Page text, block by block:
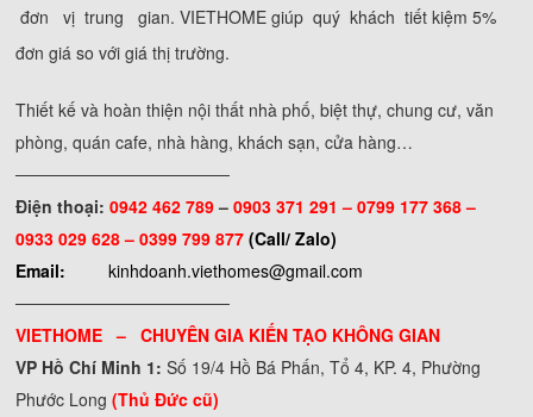
đơn vị trung gian. VIETHOME giúp quý khách tiết kiệm 5%
đơn giá so với giá thị trường.
Thiết kế và hoàn thiện nội thất nhà phố, biệt thự, chung cư, văn
phòng, quán cafe, nhà hàng, khách sạn, cửa hàng…
──────────────────
Điện thoại:0942 462 789–0903 371 291 –0799 177 368 –
0933 029 628 – 0399 799 877(Call/ Zalo)
Email:
kinhdoanh.viethomes@gmail.com
──────────────────
VIETHOME – CHUYÊN GIA KIẾN TẠO KHÔNG GIAN
VP Hồ Chí Minh 1: Số 19/4 Hồ Bá Phấn, Tổ 4, KP. 4, Phường
Phước Long(Thủ Đức cũ)